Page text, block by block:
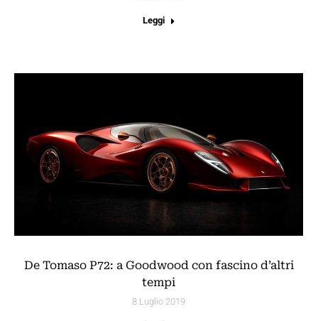
Leggi
De Tomaso P72: a Goodwood con fascino d’altri
tempi
8 Luglio 2019